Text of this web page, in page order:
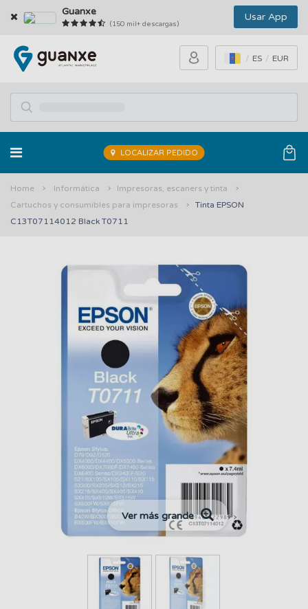
Guanxe
(150 mil+ descargas)
Usar App
ES EUR
LOCALIZAR PEDIDO
Home Informática
Impresoras, escaners y tinta
Cartuchos y consumibles para impresoras
Tinta EPSON
C13T07114012 Black T0711
Ver más grande